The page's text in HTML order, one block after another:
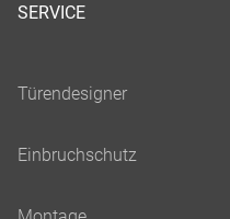
SERVICE